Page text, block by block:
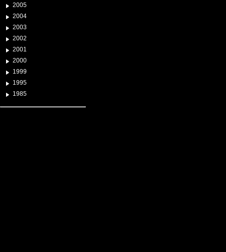
2005
2004
2003
2002
2001
2000
1999
1995
1985